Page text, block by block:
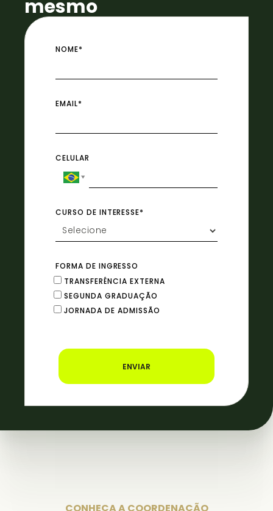
mesmo
NOME*
EMAIL*
CELULAR
CURSO DE INTERESSE*
FORMA DE INGRESSO
TRANSFERÊNCIA EXTERNA
SEGUNDA GRADUAÇÃO
JORNADA DE ADMISSÃO
ENVIAR